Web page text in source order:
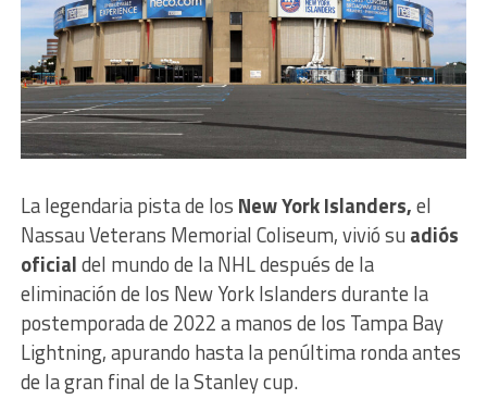
La legendaria pista de los New York Islanders,el
Nassau Veterans Memorial Coliseum, vivió su adiós
oficialdel mundo de la NHL después de la
eliminación de los New York Islanders durante la
postemporada de 2022 a manos de los Tampa Bay
Lightning, apurando hasta la penúltima ronda antes
de la gran final de la Stanley cup.